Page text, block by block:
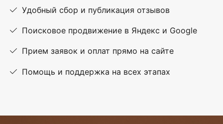
Удобный сбор и публикация отзывов
Поисковое продвижение в Яндекс и Google
Прием заявок и оплат прямо на сайте
Помощь и поддержка на всех этапах